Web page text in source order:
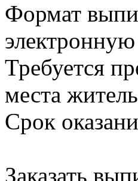
Формат
Требуется
места
Срок
Заказать